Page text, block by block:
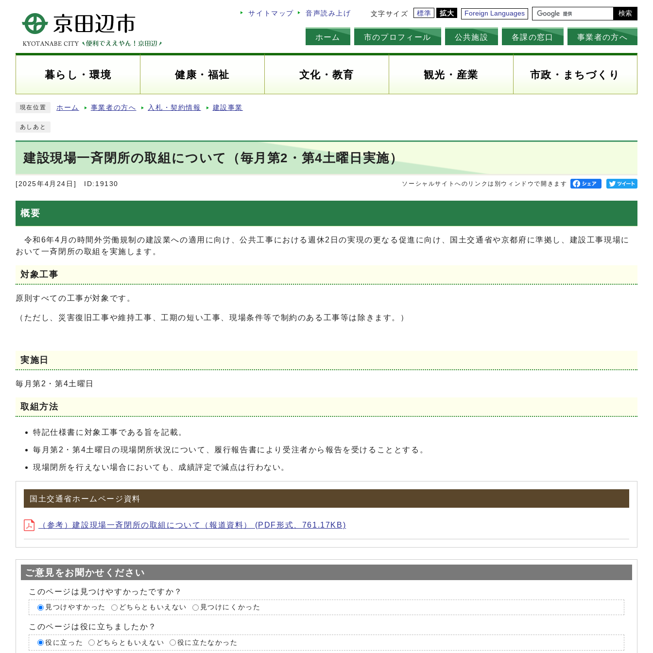
サイトマップ 音声読み上げ 文字サイズ 標準 拡大 Foreign Languages 検索
ホーム 市のプロフィール 公共施設 各課の窓口 事業者の方へ
暮らし・環境 健康・福祉 文化・教育 観光・産業 市政・まちづくり
現在位置 ホーム 事業者の方へ 入札・契約情報 建設事業
あしあと
建設現場一斉閉所の取組について（毎月第2・第4土曜日実施）
[2025年4月24日] ID:19130 ソーシャルサイトへのリンクは別ウィンドウで開きます
概要
令和6年4月の時間外労働規制の建設業への適用に向け、公共工事における週休2日の実現の更なる促進に向け、国土交通省や京都府に準拠し、建設工事現場に
おいて一斉閉所の取組を実施します。
対象工事
原則すべての工事が対象です。
（ただし、災害復旧工事や維持工事、工期の短い工事、現場条件等で制約のある工事等は除きます。）
実施日
毎月第2・第4土曜日
取組方法
特記仕様書に対象工事である旨を記載。
毎月第2・第4土曜日の現場閉所状況について、履行報告書により受注者から報告を受けることとする。
現場閉所を行えない場合においても、成績評定で減点は行わない。
国土交通省ホームページ資料
（参考）建設現場一斉閉所の取組について（報道資料） (PDF形式、761.17KB)
ご意見をお聞かせください
このページは見つけやすかったですか？
見つけやすかった どちらともいえない 見つけにくかった
このページは役に立ちましたか？
役に立った どちらともいえない 役に立たなかった